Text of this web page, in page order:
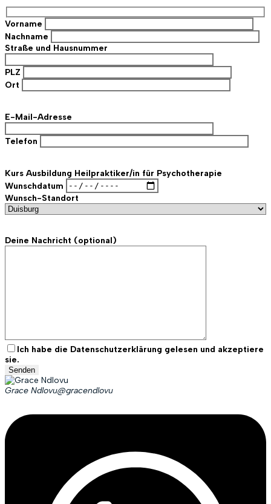
Vorname
Nachname
Straße und Hausnummer
PLZ
Ort
E-Mail-Adresse
Telefon
Kurs Ausbildung Heilpraktiker/in für Psychotherapie
Wunschdatum
Wunsch-Standort
Deine Nachricht (optional)
Ich habe die Datenschutzerklärung gelesen und akzeptiere
sie.
Grace Ndlovu@gracendlovu